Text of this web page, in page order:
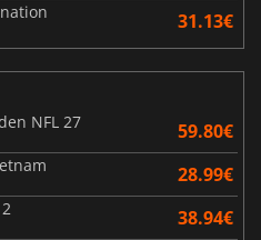
31.13€
NFL 27
59.80€
28.99€
38.94€